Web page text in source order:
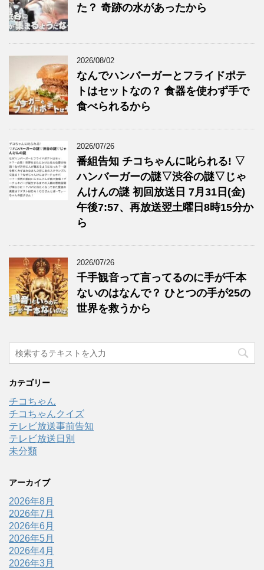
た？ 奇跡の水があったから
2026/08/02
なんでハンバーガーとフライドポテ
トはセットなの？ 食器を使わず手で
食べられるから
2026/07/26
番組告知 チコちゃんに叱られる! ▽
ハンバーガーの謎▽渋谷の謎▽じゃ
んけんの謎 初回放送日 7月31日(金)
午後7:57、再放送翌土曜日8時15分か
ら
2026/07/26
千手観音って言ってるのに手が千本
ないのはなんで？ ひとつの手が25の
世界を救うから
カテゴリー
チコちゃん
チコちゃんクイズ
テレビ放送事前告知
テレビ放送日別
未分類
アーカイブ
2026年8月
2026年7月
2026年6月
2026年5月
2026年4月
2026年3月